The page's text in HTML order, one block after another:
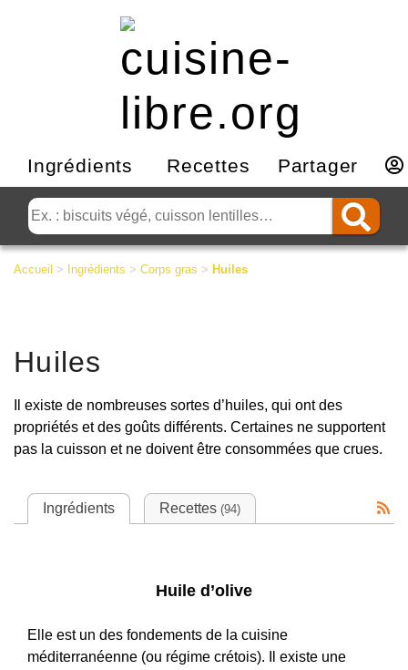
Ingrédients Recettes Partager
Accueil > Ingrédients > Corps gras > Huiles
Huiles
Il existe de nombreuses sortes d’huiles, qui ont des
propriétés et des goûts différents. Certaines ne supportent
pas la cuisson et ne doivent être consommées que crues.
Ingrédients Recettes (94)
Huile d’olive
Elle est un des fondements de la cuisine
méditerranéenne (ou régime crétois). Il existe une